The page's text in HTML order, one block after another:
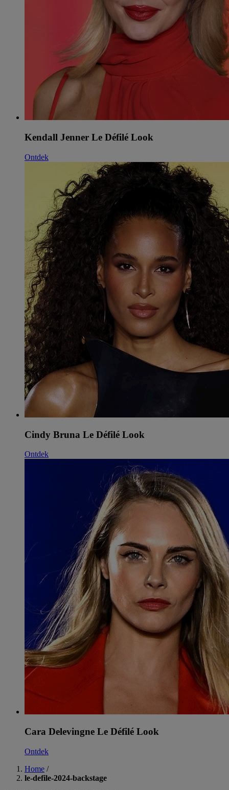
Kendall Jenner Le Défilé Look
Ontdek
Cindy Bruna Le Défilé Look
Ontdek
Cara Delevingne Le Défilé Look
Ontdek
Home /
le-defile-2024-backstage